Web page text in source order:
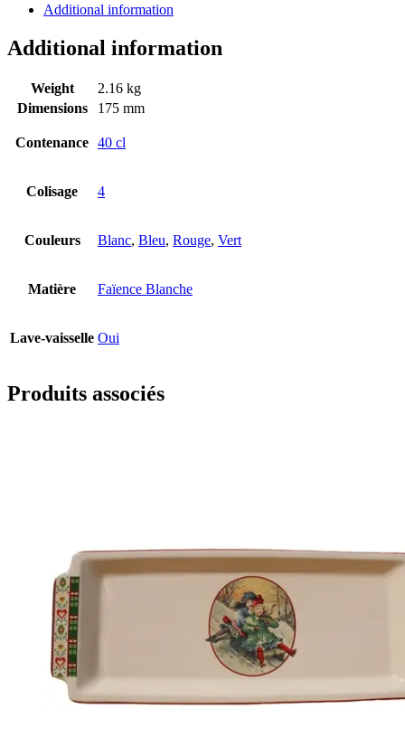
Additional information
Additional information
Weight
2.16 kg
Dimensions
175 mm
Contenance 40 cl
Colisage 4
Couleurs Blanc, Bleu, Rouge, Vert
Matière Faïence Blanche
Lave-vaisselle Oui
Produits associés